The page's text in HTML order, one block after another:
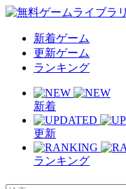
新着ゲーム
更新ゲーム
ランキング
新着
更新
ランキング